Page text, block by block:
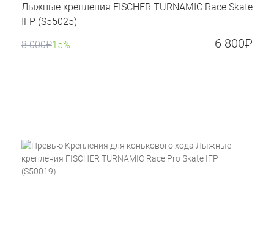
Лыжные крепления FISCHER TURNAMIC Race Skate
IFP (S55025)
8 000₽15% 6 800₽